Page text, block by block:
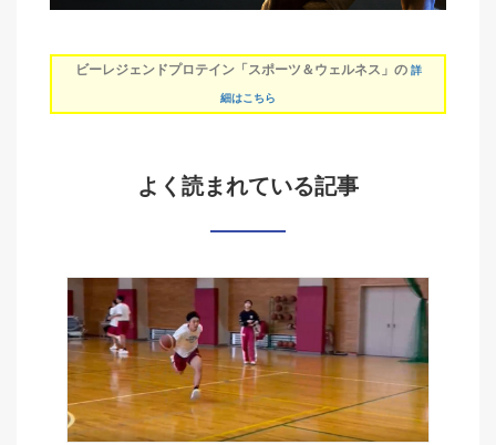
ビーレジェンドプロテイン「スポーツ＆ウェルネス」の 詳
細はこちら
よく読まれている記事